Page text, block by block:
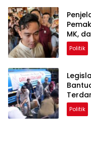
MK,
Politik
Bekasi
Politik